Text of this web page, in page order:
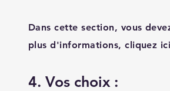
Dans cette section, vous
plus d'informations,cliquez ici
4. Vos choix :